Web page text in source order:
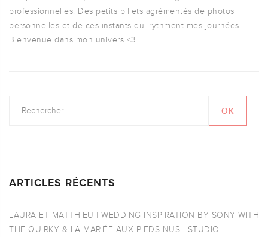
professionnelles. Des petits billets agrémentés de photos
personnelles et de ces instants qui rythment mes journées.
Bienvenue dans mon univers <3
ARTICLES RÉCENTS
LAURA ET MATTHIEU | WEDDING INSPIRATION BY SONY WITH
THE QUIRKY & LA MARIÉE AUX PIEDS NUS | STUDIO